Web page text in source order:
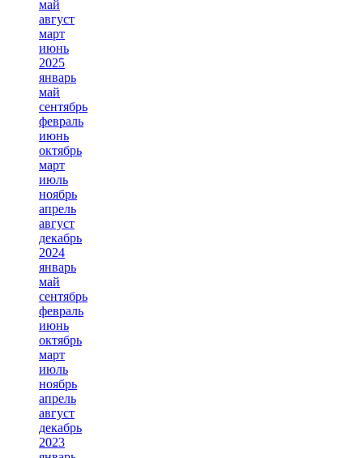
май
август
март
июнь
2025
январь
май
сентябрь
февраль
июнь
октябрь
март
июль
ноябрь
апрель
август
декабрь
2024
январь
май
сентябрь
февраль
июнь
октябрь
март
июль
ноябрь
апрель
август
декабрь
2023